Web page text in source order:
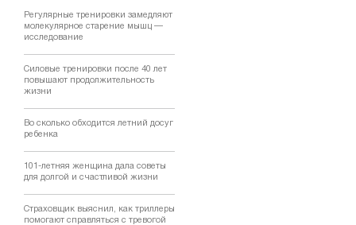
Регулярные тренировки замедляют
молекулярное старение мышц —
исследование
Силовые тренировки после 40 лет
повышают продолжительность
жизни
Во сколько обходится летний досуг
ребенка
101-летняя женщина дала советы
для долгой и счастливой жизни
Страховщик выяснил, как триллеры
помогают справляться с тревогой